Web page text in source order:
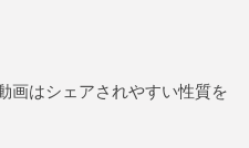
画はシェアされやすい性質を